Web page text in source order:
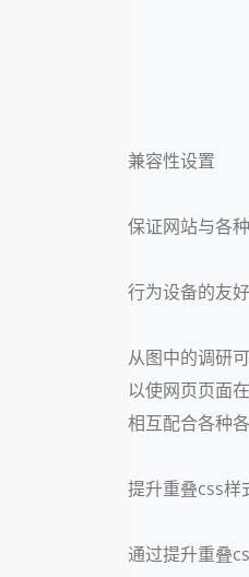
兼容性设置
保证网站与各
行为设备的友
从图中的调研
以使网页页面
相互配合各种
提升重叠css样
通过提升重叠